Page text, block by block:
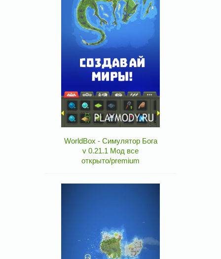
WorldBox - Симулятор Бога
v 0.21.1 Мод все
открыто/premium